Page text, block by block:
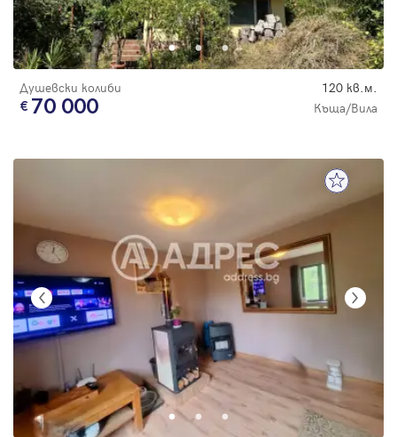
Душевски колиби 120 кв.м.
70 000 Къща/Вила